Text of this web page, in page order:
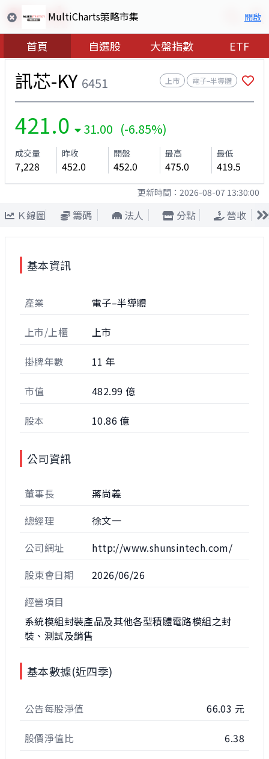
MultiCharts策略市集 開啟
首頁 自選股 大盤指數 ETF
訊芯-KY 6451 上市 電子–半導體
421.0 31.00 (-6.85%)
成交量
7,228
昨收
452.0
開盤
452.0
最高
475.0
最低
419.5
更新時間： 2026-08-07 13:30:00
Ｋ線圖 籌碼 法人 分點 營收
基本資訊
產業 電子–半導體
上市/上櫃 上市
掛牌年數 11 年
市值 482.99 億
股本 10.86 億
公司資訊
董事長
蔣尚義
總經理
徐文一
公司網址
http://www.shunsintech.com/
股東會日期
2026/06/26
經營項目
系統模組封裝產品及其他各型積體電路模組之封
裝、測試及銷售
基本數據(近四季)
公告每股淨值 66.03 元
股價淨值比 6.38